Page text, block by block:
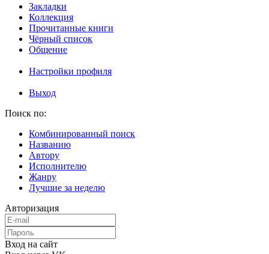
Закладки
Коллекция
Прочитанные книги
Чёрный список
Общение
Настройки профиля
Выход
Поиск по:
Комбинированный поиск
Названию
Автору
Исполнителю
Жанру
Лучшие за неделю
Авторизация
Вход на сайт